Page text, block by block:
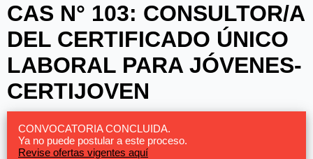
CAS N° 103: CONSULTOR/A
DEL CERTIFICADO ÚNICO
LABORAL PARA JÓVENES-
CERTIJOVEN
CONVOCATORIA CONCLUIDA.
Ya no puede postular a este proceso.
Revise ofertas vigentes aquí